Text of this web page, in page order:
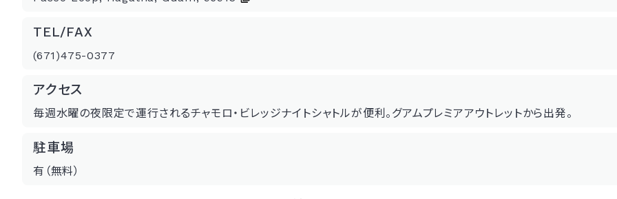
TEL/FAX
(671)475-0377
アクセス
毎週水曜の夜限定で運行されるチャモロ・ビレッジナイトシャトルが便利。グアムプレミアアウトレットから出発。
駐車場
有（無料）